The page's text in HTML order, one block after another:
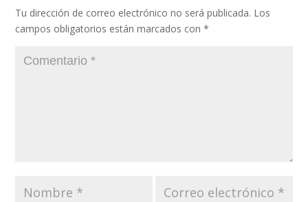
Tu dirección de correo electrónico no será publicada. Los
campos obligatorios están marcados con*